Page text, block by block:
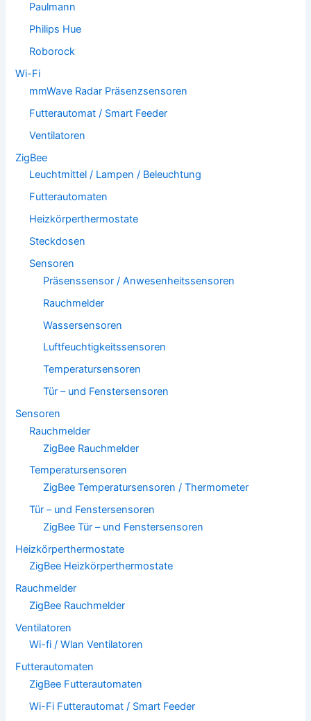
Paulmann
Philips Hue
Roborock
Wi-Fi
mmWave Radar Präsenzsensoren
Futterautomat / Smart Feeder
Ventilatoren
ZigBee
Leuchtmittel / Lampen / Beleuchtung
Futterautomaten
Heizkörperthermostate
Steckdosen
Sensoren
Präsenssensor / Anwesenheitssensoren
Rauchmelder
Wassersensoren
Luftfeuchtigkeitssensoren
Temperatursensoren
Tür – und Fenstersensoren
Sensoren
Rauchmelder
ZigBee Rauchmelder
Temperatursensoren
ZigBee Temperatursensoren / Thermometer
Tür – und Fenstersensoren
ZigBee Tür – und Fenstersensoren
Heizkörperthermostate
ZigBee Heizkörperthermostate
Rauchmelder
ZigBee Rauchmelder
Ventilatoren
Wi-fi / Wlan Ventilatoren
Futterautomaten
ZigBee Futterautomaten
Wi-Fi Futterautomat / Smart Feeder